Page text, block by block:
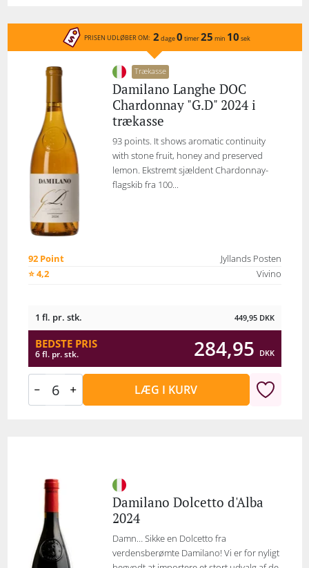
PRISEN UDLØBER OM: 2 dage0 timer25 min 10 sek
Trækasse
Damilano Langhe DOC
Chardonnay "G.D" 2024 i
trækasse
93 points. It shows aromatic continuity
with stone fruit, honey and preserved
lemon. Ekstremt sjældent Chardonnay-
flagskib fra 100...
92 Point
Jyllands Posten
⭐ 4,2
Vivino
1 fl. pr. stk. 449,95 DKK
BEDSTE PRIS
6 fl. pr. stk. 284,95 DKK
LÆG I KURV
Damilano Dolcetto d'Alba
2024
Damn… Sikke en Dolcetto fra
verdensberømte Damilano! Vi er for nyligt